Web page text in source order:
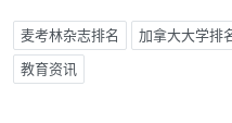
麦考林杂志排名 加拿大大学排
教育资讯